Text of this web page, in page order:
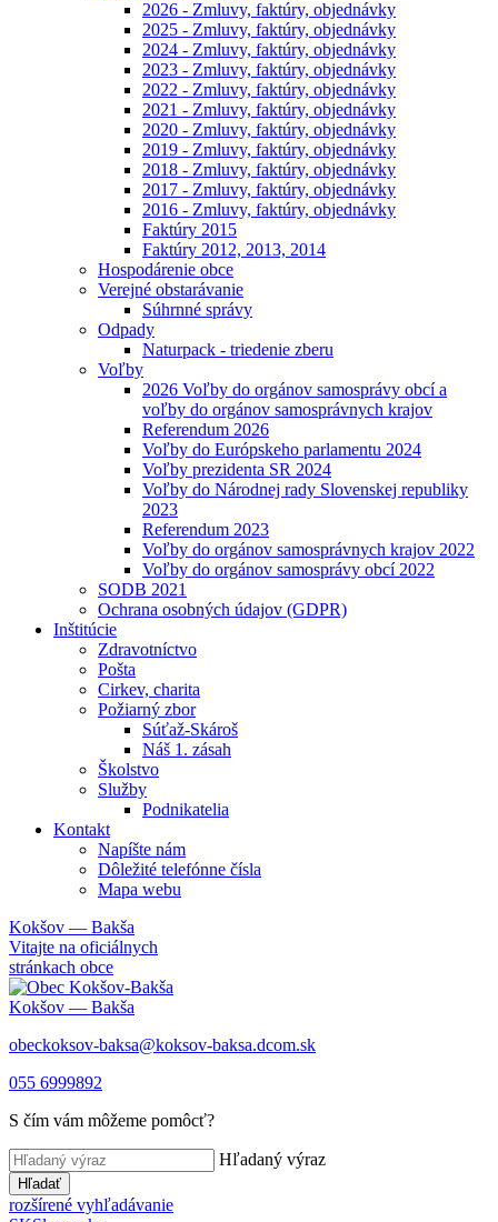
2026 - Zmluvy, faktúry, objednávky
2025 - Zmluvy, faktúry, objednávky
2024 - Zmluvy, faktúry, objednávky
2023 - Zmluvy, faktúry, objednávky
2022 - Zmluvy, faktúry, objednávky
2021 - Zmluvy, faktúry, objednávky
2020 - Zmluvy, faktúry, objednávky
2019 - Zmluvy, faktúry, objednávky
2018 - Zmluvy, faktúry, objednávky
2017 - Zmluvy, faktúry, objednávky
2016 - Zmluvy, faktúry, objednávky
Faktúry 2015
Faktúry 2012, 2013, 2014
Hospodárenie obce
Verejné obstarávanie
Súhrnné správy
Odpady
Naturpack - triedenie zberu
Voľby
2026 Voľby do orgánov samosprávy obcí a
voľby do orgánov samosprávnych krajov
Referendum 2026
Voľby do Európskeho parlamentu 2024
Voľby prezidenta SR 2024
Voľby do Národnej rady Slovenskej republiky
2023
Referendum 2023
Voľby do orgánov samosprávnych krajov 2022
Voľby do orgánov samosprávy obcí 2022
SODB 2021
Ochrana osobných údajov (GDPR)
Inštitúcie
Zdravotníctvo
Pošta
Cirkev, charita
Požiarný zbor
Súťaž-Skároš
Náš 1. zásah
Školstvo
Služby
Podnikatelia
Kontakt
Napíšte nám
Dôležité telefónne čísla
Mapa webu
Kokšov — Bakša
Vitajte na oficiálnych
stránkach obce
Kokšov — Bakša
obeckoksov-baksa@koksov-baksa.dcom.sk
055 6999892
S čím vám môžeme pomôcť?
Hľadaný výraz
Hľadať
rozšírené vyhľadávanie